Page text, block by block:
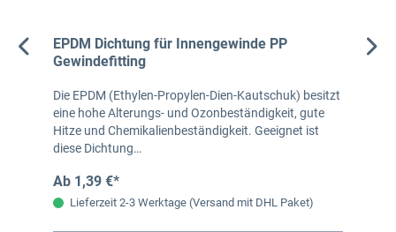
EPDM Dichtung für Innengewinde PP
Gewindefitting
Die EPDM (Ethylen-Propylen-Dien-Kautschuk) besitzt
eine hohe Alterungs- und Ozonbeständigkeit, gute
Hitze und Chemikalienbeständigkeit. Geeignet ist
diese Dichtung…
Ab 1,39 €*
Lieferzeit 2-3 Werktage (Versand mit DHL Paket)